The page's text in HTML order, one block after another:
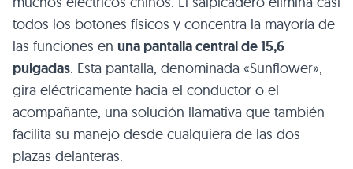
todos los botones físicos y concentra la mayoría de
las funciones en una pantalla central de 15,6
pulgadas. Esta pantalla, denominada «Sunflower»,
gira eléctricamente hacia el conductor o el
acompañante, una solución llamativa que también
facilita su manejo desde cualquiera de las dos
plazas delanteras.